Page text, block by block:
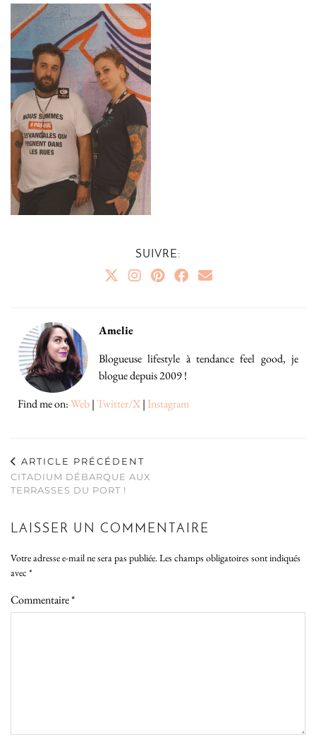
SUIVRE:
Amelie
Blogueuse lifestyle à tendance feel good, je
blogue depuis 2009 !
Find me on:Web|Twitter/X| Instagram
ARTICLE PRÉCÉDENT
CITADIUM DÉBARQUE AUX
TERRASSES DU PORT !
LAISSER UN COMMENTAIRE
Votre adresse e-mail ne sera pas publiée.Les champs obligatoires sont indiqués
avec *
Commentaire*